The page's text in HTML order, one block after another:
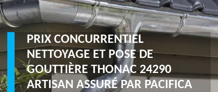
PRIX CONCURRENTIEL
NETTOYAGE ET POSE DE
GOUTTIÈRE THONAC 24290
ARTISAN ASSURÉ PAR PACIFICA